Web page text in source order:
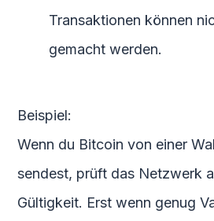
Transaktionen können
gemacht werden.
Beispiel:
Wenn du Bitcoin von einer
sendest, prüft das Netzwerk
Gültigkeit. Erst wenn genug